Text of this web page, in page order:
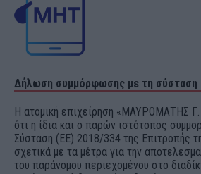
Δήλωση συμμόρφωσης με τη σύσταση
Η ατομική επιχείρηση «ΜΑΥΡΟΜΑΤΗΣ
ότι η ίδια και ο παρών ιστότοπος
Σύσταση (ΕΕ) 2018/334 της Επιτροπής
σχετικά με τα μέτρα για την
του παράνομου περιεχομένου στο